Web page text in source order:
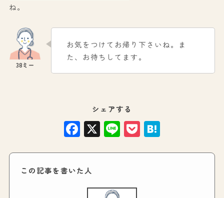
ね。
お気をつけてお帰り下さいね。ま
た、お待ちしてます。
シェアする
Facebook
X LinePocket
この記事を書いた人